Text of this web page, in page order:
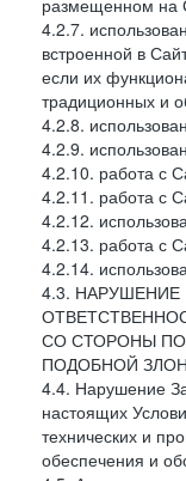
размещенном на
4.2.7.
встроенной в
если их
традиционных и
4.2.8.
4.2.9.
4.2.10. работа с
4.2.11. работа с
4.2.12.
4.2.13. работа с
4.2.14.
4.3.
СО СТОРОНЫ
ПОДОБНОЙ
4.4. Нарушение
настоящих
технических и
обеспечения и